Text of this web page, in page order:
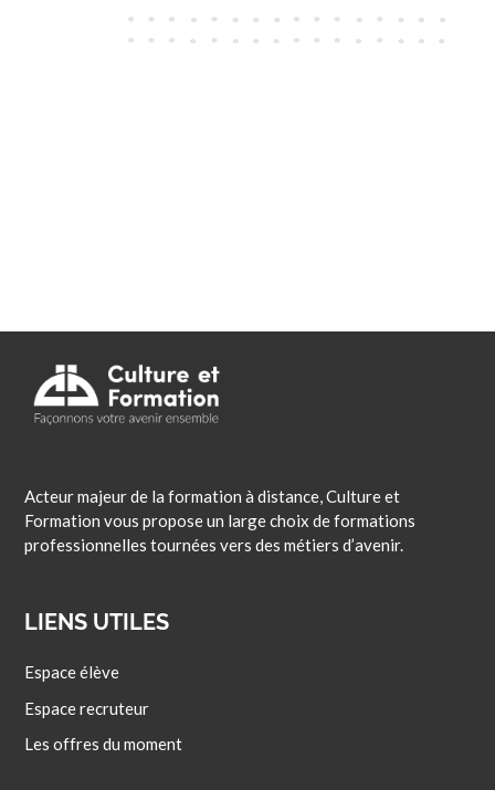
Acteur majeur de la formation à distance, Culture et
Formation vous propose un large choix de formations
professionnelles tournées vers des métiers d’avenir.
LIENS UTILES
Espace élève
Espace recruteur
Les offres du moment